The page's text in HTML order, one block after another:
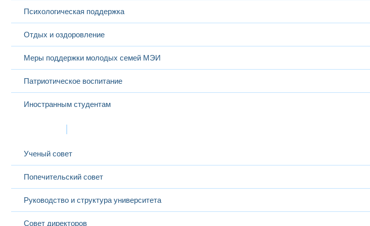
Психологическая поддержка
Отдых и оздоровление
Меры поддержки молодых семей МЭИ
Патриотическое воспитание
Иностранным студентам
Ученый совет
Попечительский совет
Руководство и структура университета
Совет директоров